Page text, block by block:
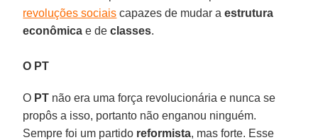
revoluções sociais capazes de mudar aestrutura
econômica e declasses.
O PT
O PT não era uma força revolucionária e nunca se
propôs a isso, portanto não enganou ninguém.
Sempre foi um partido reformista, mas forte. Esse